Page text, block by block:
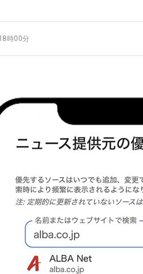
時00分